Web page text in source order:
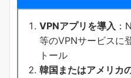
VPNアプリを導入
等のVPNサービスに
トール
韓国またはアメリカ